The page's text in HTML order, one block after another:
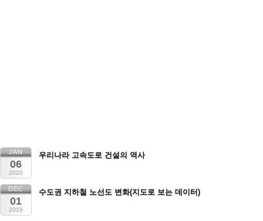
JAN
06
2020
우리나라 고속도로 건설의 역사
DEC
01
2019
수도권 지하철 노선도 변화(지도로 보는 데이터)